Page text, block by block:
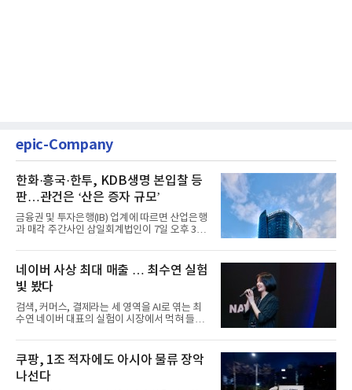
epic-Company
한화·흥국·한투, KDB생명 본입찰 등
판…관건은 ‘산은 증자 규모’
금융권 및 투자은행(IB) 업계에 따르면 산업은행
과 매각 주간사인 삼일회계법인이 7일 오후 3시
네이버 사상 최대 매출 … 최수연 실험
빛 봤다
검색, 커머스, 결제라는 세 영역을 AI로 엮는 최
수연 네이버 대표의 실험이 시장에서 먹혀 들어
쿠팡, 1조 적자에도 아시아 물류 장악
나선다